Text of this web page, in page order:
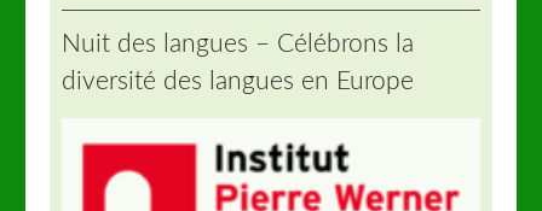
Nuit des langues – Célébrons la
diversité des langues en Europe